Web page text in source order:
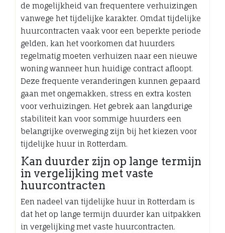
de mogelijkheid van frequentere verhuizingen
vanwege het tijdelijke karakter. Omdat tijdelijke
huurcontracten vaak voor een beperkte periode
gelden, kan het voorkomen dat huurders
regelmatig moeten verhuizen naar een nieuwe
woning wanneer hun huidige contract afloopt.
Deze frequente veranderingen kunnen gepaard
gaan met ongemakken, stress en extra kosten
voor verhuizingen. Het gebrek aan langdurige
stabiliteit kan voor sommige huurders een
belangrijke overweging zijn bij het kiezen voor
tijdelijke huur in Rotterdam.
Kan duurder zijn op lange termijn
in vergelijking met vaste
huurcontracten
Een nadeel van tijdelijke huur in Rotterdam is
dat het op lange termijn duurder kan uitpakken
in vergelijking met vaste huurcontracten.